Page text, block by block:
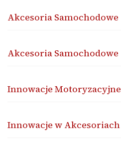
Akcesoria Samochodowe
Akcesoria Samochodowe
Innowacje Motoryzacyjne
Innowacje w Akcesoriach